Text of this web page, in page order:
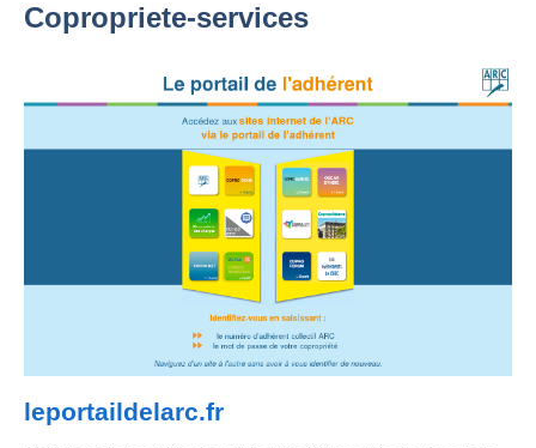
Copropriete-services
leportaildelarc.fr